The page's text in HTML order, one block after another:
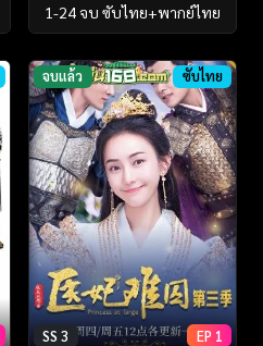
1-24 จบ ซับไทย+พากย์ไทย
จบแล้ว ซับไทย
SS 3 EP 1